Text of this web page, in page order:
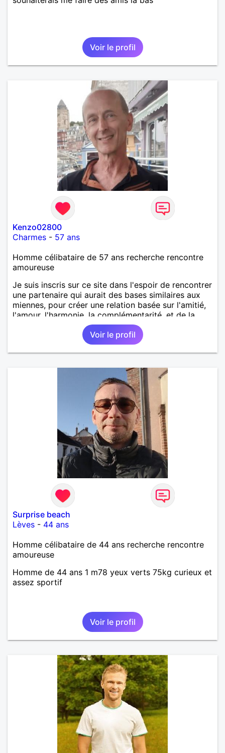
Voir le profil
Kenzo02800
Charmes - 57 ans
Homme célibataire de 57 ans recherche rencontre
amoureuse
Je suis inscris sur ce site dans l'espoir de rencontrer
une partenaire qui aurait des bases similaires aux
miennes, pour créer une relation basée sur l'amitié,
l'amour, l'harmonie, la complémentarité, et de la
confiance. Tout en respectant le besoin
d'indépendance et de créativité de chacun.
Voir le profil
Surprise beach
Lèves - 44 ans
Homme célibataire de 44 ans recherche rencontre
amoureuse
Homme de 44 ans 1 m78 yeux verts 75kg curieux et
assez sportif
Voir le profil